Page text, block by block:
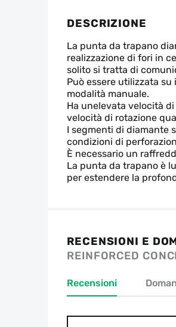
DESCRIZIONE
La punta da trapano
realizzazione di fori in
solito si tratta di
Può essere utilizzata
modalità manuale.
Ha unelevata velocità
velocità di rotazione
I segmenti di diamante
condizioni di
È necessario un
La punta da trapano è
per estendere la
RECENSIONI E
REINFORCED
Recensioni